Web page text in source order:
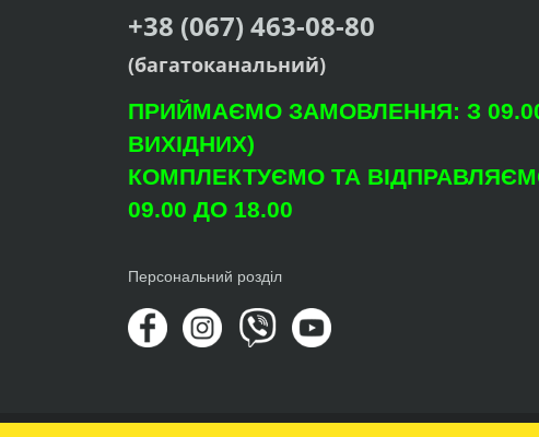
+38 (067) 463-08-80
(багатоканальний)
ПРИЙМАЄМО ЗАМОВЛЕННЯ: З
ВИХІДНИХ)
КОМПЛЕКТУЄМО ТА
09.00 ДО 18.00
Персональний розділ